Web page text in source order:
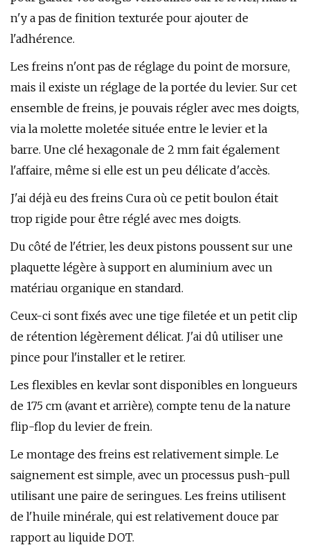
n'y a pas de finition texturée pour ajouter de
l'adhérence.
Les freins n'ont pas de réglage du point de morsure,
mais il existe un réglage de la portée du levier. Sur cet
ensemble de freins, je pouvais régler avec mes doigts,
via la molette moletée située entre le levier et la
barre. Une clé hexagonale de 2 mm fait également
l'affaire, même si elle est un peu délicate d'accès.
J'ai déjà eu des freins Cura où ce petit boulon était
trop rigide pour être réglé avec mes doigts.
Du côté de l'étrier, les deux pistons poussent sur une
plaquette légère à support en aluminium avec un
matériau organique en standard.
Ceux-ci sont fixés avec une tige filetée et un petit clip
de rétention légèrement délicat. J'ai dû utiliser une
pince pour l'installer et le retirer.
Les flexibles en kevlar sont disponibles en longueurs
de 175 cm (avant et arrière), compte tenu de la nature
flip-flop du levier de frein.
Le montage des freins est relativement simple. Le
saignement est simple, avec un processus push-pull
utilisant une paire de seringues. Les freins utilisent
de l'huile minérale, qui est relativement douce par
rapport au liquide DOT.